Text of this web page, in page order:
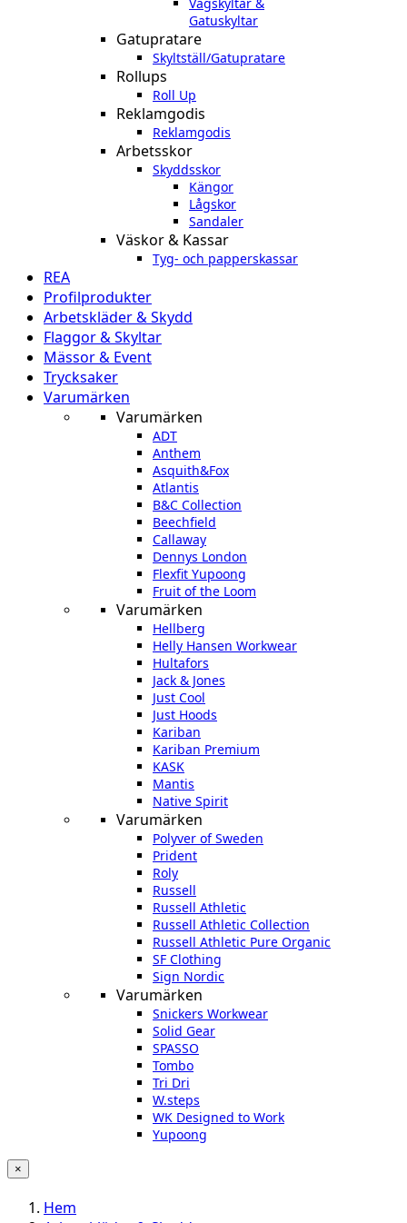
Gatuskyltar
Gatupratare
Skyltställ/Gatupratare
Rollups
Roll Up
Reklamgodis
Reklamgodis
Arbetsskor
Skyddsskor
Kängor
Lågskor
Sandaler
Väskor & Kassar
Tyg- och papperskassar
REA
Profilprodukter
Arbetskläder & Skydd
Flaggor & Skyltar
Mässor & Event
Trycksaker
Varumärken
Varumärken
ADT
Anthem
Asquith&Fox
Atlantis
B&C Collection
Beechfield
Callaway
Dennys London
Flexfit Yupoong
Fruit of the Loom
Varumärken
Hellberg
Helly Hansen Workwear
Hultafors
Jack & Jones
Just Cool
Just Hoods
Kariban
Kariban Premium
KASK
Mantis
Native Spirit
Varumärken
Polyver of Sweden
Prident
Roly
Russell
Russell Athletic
Russell Athletic Collection
Russell Athletic Pure Organic
SF Clothing
Sign Nordic
Varumärken
Snickers Workwear
Solid Gear
SPASSO
Tombo
Tri Dri
W.steps
WK Designed to Work
Yupoong
×
Hem